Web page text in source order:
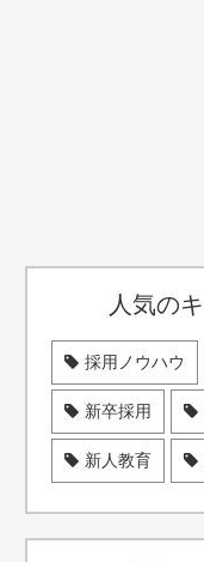
人気の
採用ノウハウ
新卒採用
新人教育